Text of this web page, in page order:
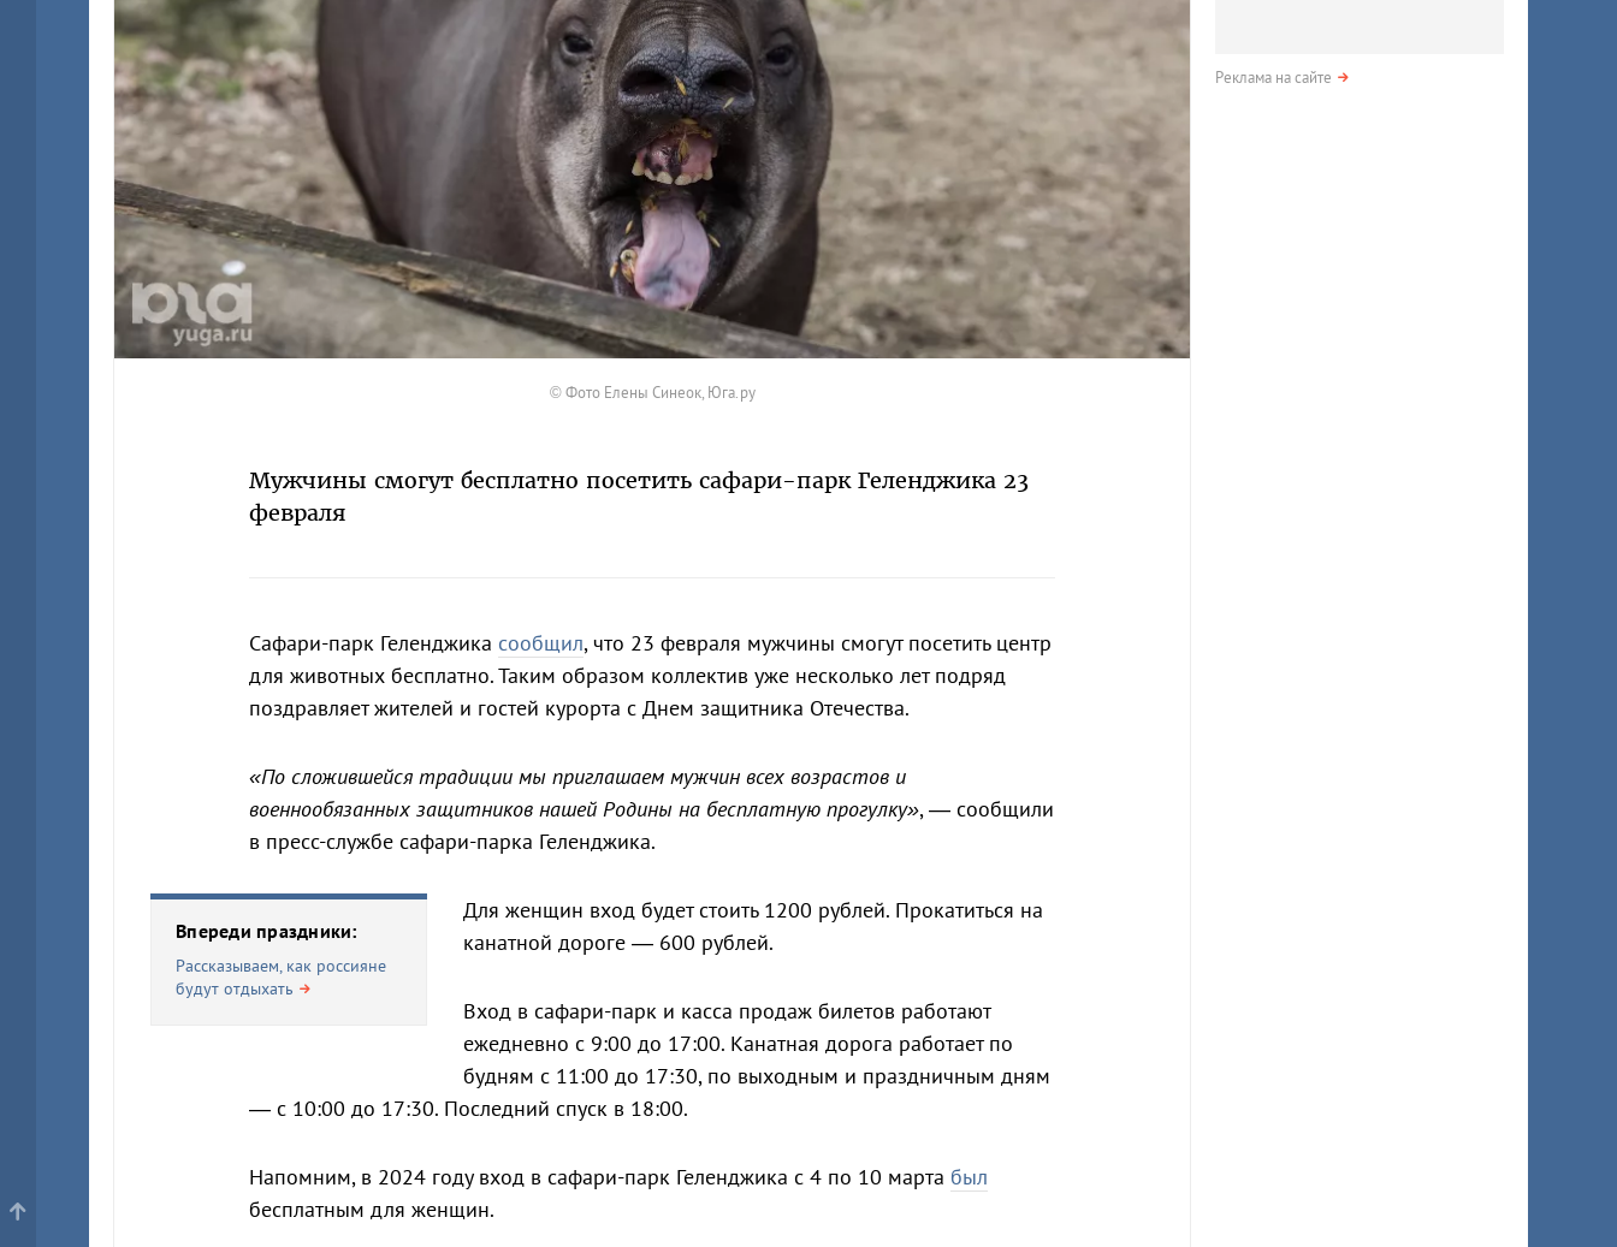
© Фото Елены Синеок, Юга.ру
Мужчины смогут бесплатно посетить сафари-парк Геленджика 23
февраля
Сафари-парк Геленджика сообщил, что 23 февраля мужчины смогут посетить центр
для животных бесплатно. Таким образом коллектив уже несколько лет подряд
поздравляет жителей и гостей курорта с Днем защитника Отечества.
«По сложившейся традиции мы приглашаем мужчин всех возрастов и
военнообязанных защитников нашей Родины на бесплатную прогулку», — сообщили
в пресс-службе сафари-парка Геленджика.
Впереди праздники:
Рассказываем, как россияне
будут отдыхать
Для женщин вход будет стоить 1200 рублей. Прокатиться на
канатной дороге — 600 рублей.
Вход в сафари-парк и касса продаж билетов работают
ежедневно с 9:00 до 17:00. Канатная дорога работает по
будням с 11:00 до 17:30, по выходным и праздничным дням
— с 10:00 до 17:30. Последний спуск в 18:00.
Напомним, в 2024 году вход в сафари-парк Геленджика с 4 по 10 марта был
бесплатным для женщин.
Реклама на сайте